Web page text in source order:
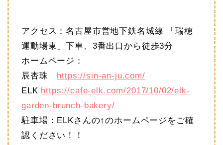
アクセス：名古屋市営地下鉄名城線 「瑞穂
運動場東」下車、3番出口から徒歩3分
ホームページ：
辰杏珠 https://sin-an-ju.com/
ELK https://cafe-elk.com/2017/10/02/elk-
garden-brunch-bakery/
駐車場：ELKさんの↑のホームページをご確
認ください！！